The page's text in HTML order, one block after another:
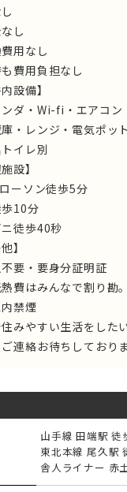
し
用なし
費用負担なし
設備】
ンダ・Wi-fi・エアコ
庫・レンジ・電気ポッ
トイレ別
設】
ーソン徒歩5分
10分
徒歩40秒
】
要・要身分証明証
費はみんなで割り勘
禁煙
みやすい生活をした
連絡お待ちしておりま
山手線 田端駅 徒
東北本線 尾久駅
舎人ライナー 赤